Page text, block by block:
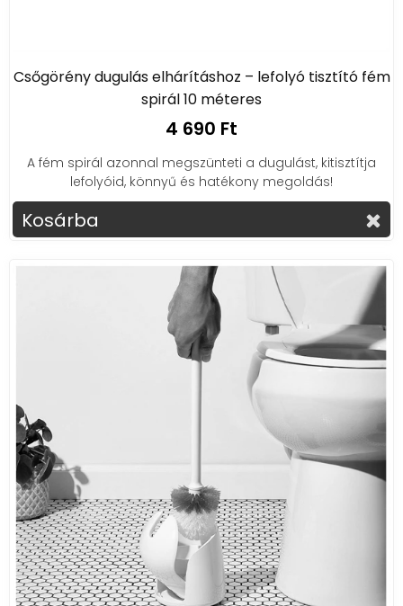
Csőgörény dugulás elhárításhoz – lefolyó tisztító fém
spirál 10 méteres
4 690 Ft
A fém spirál azonnal megszünteti a dugulást, kitisztítja
lefolyóid, könnyű és hatékony megoldás!
Kosárba